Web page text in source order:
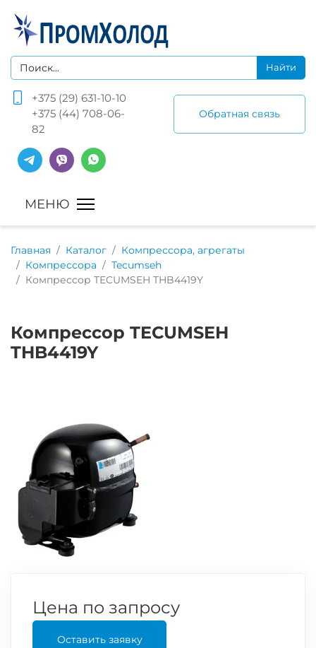
+375 (29) 631-10-10
+375 (44) 708-06-
82
Обратная связь
Главная Каталог
Компрессора, агрегаты
Компрессора
Tecumseh
Компрессор TECUMSEH THB4419Y
Компрессор TECUMSEH
THB4419Y
Цена по запросу
Оставить заявку